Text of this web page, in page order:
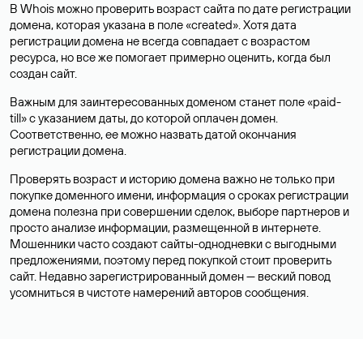
В Whois можно проверить возраст сайта по дате регистрации
домена, которая указана в поле «created». Хотя дата
регистрации домена не всегда совпадает с возрастом
ресурса, но все же помогает примерно оценить, когда был
создан сайт.
Важным для заинтересованных доменом станет поле «paid-
till» с указанием даты, до которой оплачен домен.
Соответственно, ее можно назвать датой окончания
регистрации домена.
Проверять возраст и историю домена важно не только при
покупке доменного имени, информация о сроках регистрации
домена полезна при совершении сделок, выборе партнеров и
просто анализе информации, размещенной в интернете.
Мошенники часто создают сайты-однодневки с выгодными
предложениями, поэтому перед покупкой стоит проверить
сайт. Недавно зарегистрированный домен — веский повод
усомниться в чистоте намерений авторов сообщения.